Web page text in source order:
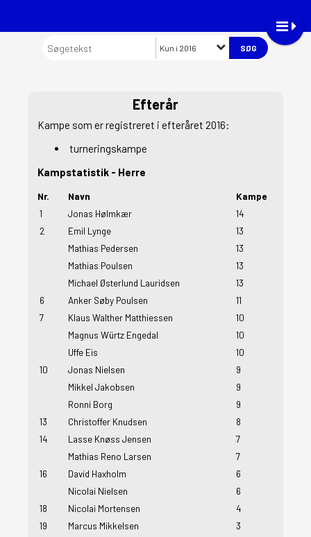
Kun i 2016
Efterår
Kampe som erregistreret i efteråret 2016:
turneringskampe
Kampstatistik - Herre
Nr. Navn
Kampe
1
Jonas Hølmkær
14
2
Emil Lynge
13
Mathias Pedersen
13
Mathias Poulsen
13
Michael Østerlund Lauridsen
13
6
Anker Søby Poulsen
11
7
Klaus Walther Matthiessen
10
Magnus Würtz Engedal
10
Uffe Eis
10
10
Jonas Nielsen
9
Mikkel Jakobsen
9
Ronni Borg
9
13
Christoffer Knudsen
8
14
Lasse Knøss Jensen
7
Mathias Reno Larsen
7
16
David Haxholm
6
Nicolai Nielsen
6
18
Nicolai Mortensen
4
19
Marcus Mikkelsen
3